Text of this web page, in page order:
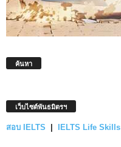
ค้นหา
เว็บไซต์พันธมิตรฯ
สอบ IELTS IELTS Life Skills